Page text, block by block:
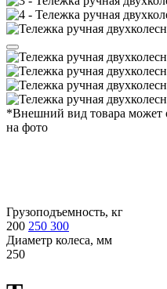
*Внешний вид товара может
на фото
Грузоподъемность, кг
200 250 300
Диаметр колеса, мм
250